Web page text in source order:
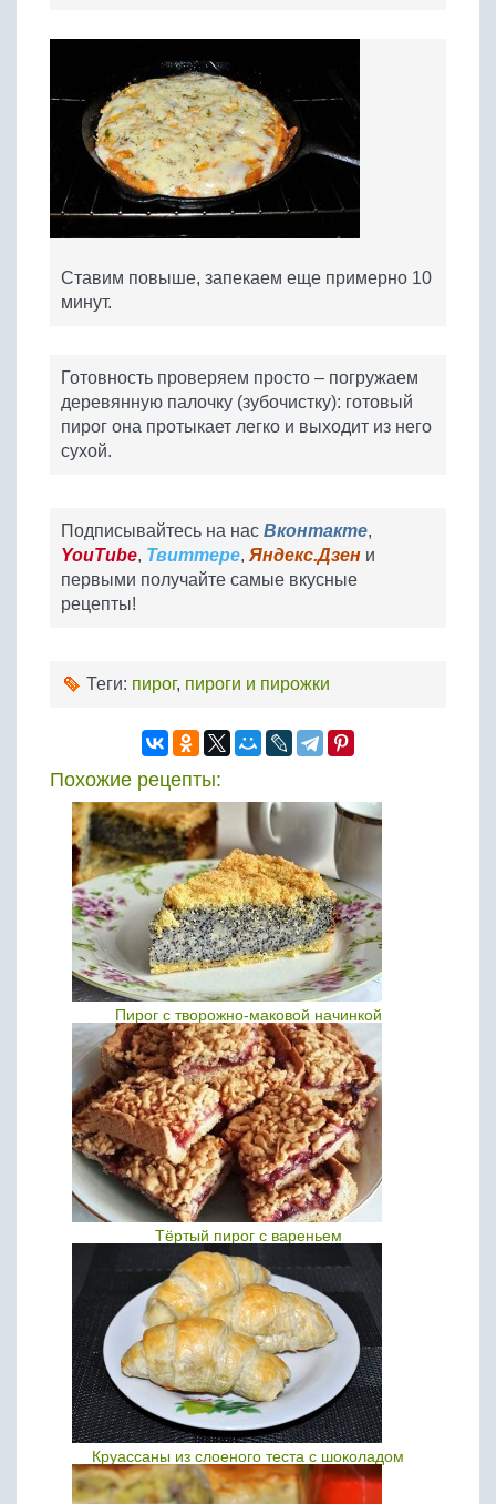
Ставим повыше, запекаем еще примерно 10
минут.
Готовность проверяем просто – погружаем
деревянную палочку (зубочистку): готовый
пирог она протыкает легко и выходит из него
сухой.
Подписывайтесь на нас Вконтакте,
YouTube, Твиттере, Яндекс.Дзен и
первыми получайте самые вкусные
рецепты!
Теги: пирог, пироги и пирожки
Похожие рецепты:
Пирог с творожно-маковой начинкой
Тёртый пирог с вареньем
Круассаны из слоеного теста с шоколадом